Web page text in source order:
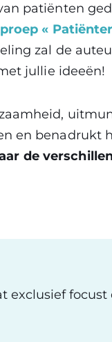
patiënten
«
zal de
jullie ideeën!
en benadrukt
de
exclusief focust